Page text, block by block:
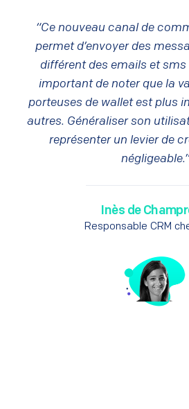
“Ce nouveau canal de
permet d’envoyer des
différent des emails et
important de noter que la
porteuses de wallet est plus
autres. Généraliser son
représenter un levier de
négligeable.”
Inès de
Responsable CRM